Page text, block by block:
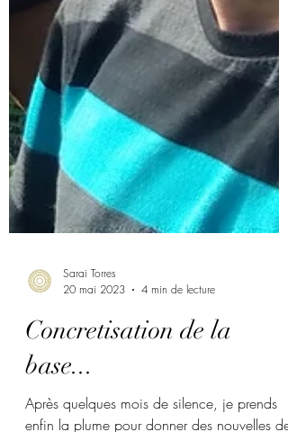
Sarai Torres
20 mai 2023
4 min de lecture
Concretisation de la
base...